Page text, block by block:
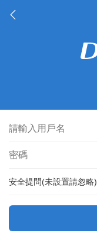
安全提問(未設置請忽略)